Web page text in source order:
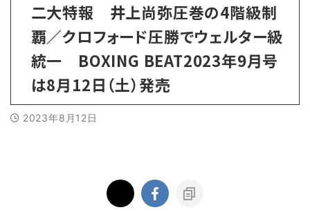
二大特報 井上尚弥圧巻の4階級制
覇／クロフォード圧勝でウェルター級
統一 BOXING BEAT2023年9月号
は8月12日（土）発売
2023年8月12日